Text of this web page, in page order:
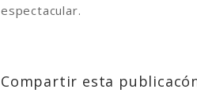
espectacular.
Compartir esta